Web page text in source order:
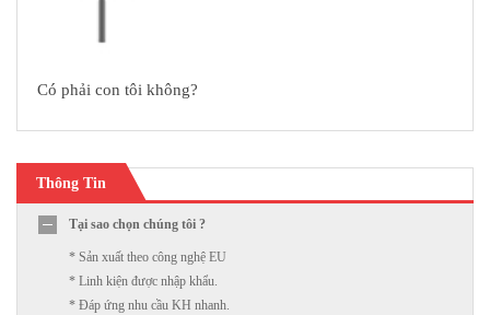
Có phải con tôi không?
Thông Tin
Tại sao chọn chúng tôi ?
* Sản xuất theo công nghệ EU
* Linh kiện được nhập khẩu.
* Đáp ứng nhu cầu KH nhanh.